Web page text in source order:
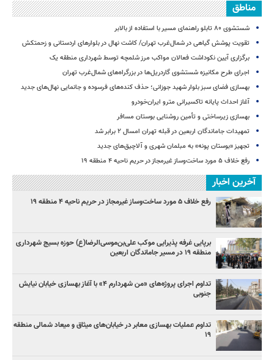
مناطق
شستشوی ۸۰ تابلو راهنمای مسیر با استفاده از بالابر
تقویت پوشش گیاهی در شمال‌غرب تهران/ کاشت نهال در بلوارهای اردستانی و زحمتکش
برگزاری آیین نکوداشت فعالان مواکب مرز شلمچه توسط شهرداری منطقه یک
اجرای طرح مکانیزه شستشوی گاردریل‌ها در بزرگراه‌های شمال‌غرب تهران
بهسازی فضای سبز بلوار شهید جوزانی؛ حذف کنده‌های فرسوده و جانمایی نهال‌های جدید
آغاز احداث پایانه تاکسیرانی مترو ایران‌خودرو
بهسازی زیرساختی و تأمین روشنایی بوستان مسافر
تمهیدات جاماندگان اربعین در قبله تهران امسال ۲ برابر شد
تجهیز «بوستان پونه» به مبلمان شهری و آلاچیق‌های جدید
رفع خلاف ۵ مورد ساخت‌وساز غیرمجاز در حریم ناحیه ۴ منطقه ۱۹
آخرین اخبار
رفع خلاف ۵ مورد ساخت‌وساز غیرمجاز در حریم ناحیه ۴ منطقه ۱۹
برپایی غرفه پذیرایی موکب علی‌بن‌موسی‌الرضا(ع) حوزه بسیج شهرداری
منطقه ۱۹ در مسیر جاماندگان اربعین
تداوم اجرای پروژه‌های «من شهردارم ۴» با آغاز بهسازی خیابان نیایش
جنوبی
تداوم عملیات بهسازی معابر در خیابان‌های میثاق و میعاد شمالی منطقه
۱۹